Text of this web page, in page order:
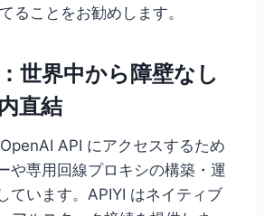
ることをお勧めします。
世界中から障壁なし
直結
API にアクセスするため
や専用回線プロキシの構築・運
ています。APIYI はネイティブ